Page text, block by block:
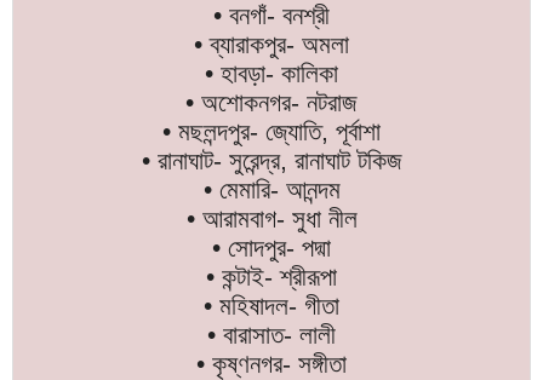
• বনগাঁ- বনশ্রী
• ব্যারাকপুর- অমলা
• হাবড়া- কালিকা
• অশোকনগর- নটরাজ
• মছলন্দপুর- জ্যোতি, পূর্বাশা
• রানাঘাট- সুরেন্দ্র, রানাঘাট টকিজ
• মেমারি- আনন্দম
• আরামবাগ- সুধা নীল
• সোদপুর- পদ্মা
• কন্টাই- শ্রীরূপা
• মহিষাদল- গীতা
• বারাসাত- লালী
• কৃষ্ণনগর- সঙ্গীতা